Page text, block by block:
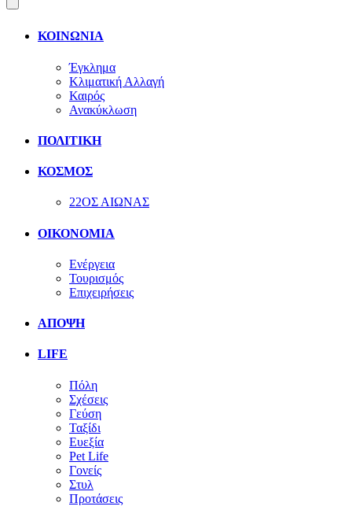
ΚΟΙΝΩΝΙΑ
Έγκλημα
Κλιματική Αλλαγή
Καιρός
Ανακύκλωση
ΠΟΛΙΤΙΚΗ
ΚΟΣΜΟΣ
22ΟΣ ΑΙΩΝΑΣ
ΟΙΚΟΝΟΜΙΑ
Ενέργεια
Τουρισμός
Επιχειρήσεις
ΑΠΟΨΗ
LIFE
Πόλη
Σχέσεις
Γεύση
Ταξίδι
Ευεξία
Pet Life
Γονείς
Στυλ
Προτάσεις